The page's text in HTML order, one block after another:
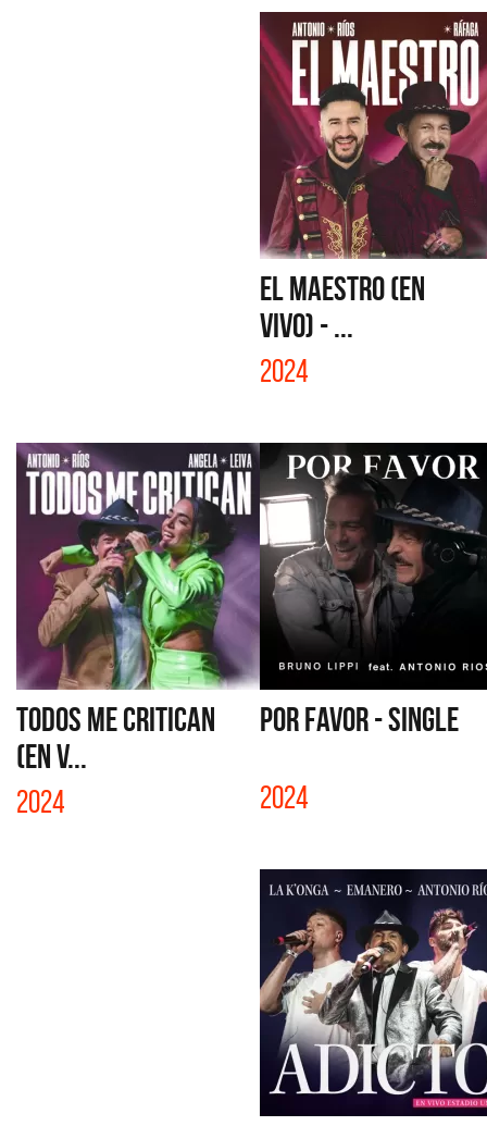
EL MAESTRO (EN
VIVO) - ...
2024
TODOS ME CRITICAN
(EN V...
2024
POR FAVOR - SINGLE
2024